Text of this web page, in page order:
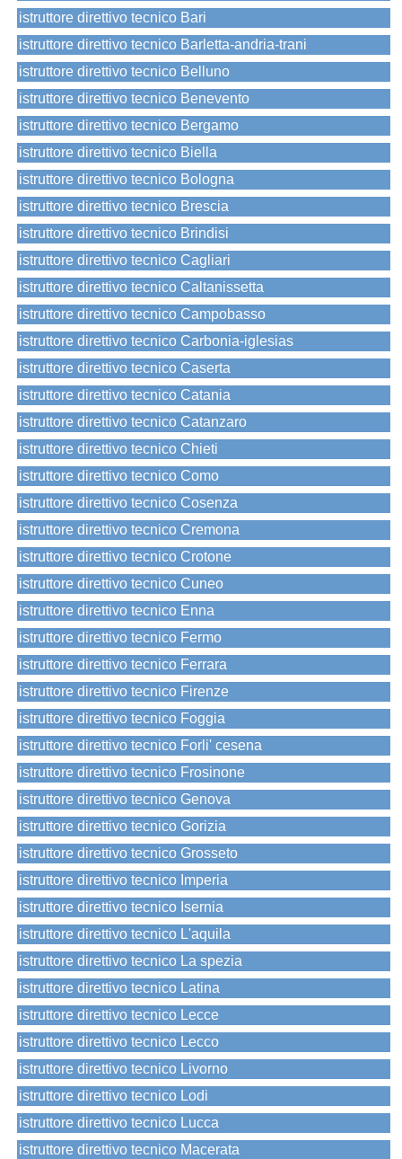
istruttore direttivo tecnico Bari
istruttore direttivo tecnico Barletta-andria-trani
istruttore direttivo tecnico Belluno
istruttore direttivo tecnico Benevento
istruttore direttivo tecnico Bergamo
istruttore direttivo tecnico Biella
istruttore direttivo tecnico Bologna
istruttore direttivo tecnico Brescia
istruttore direttivo tecnico Brindisi
istruttore direttivo tecnico Cagliari
istruttore direttivo tecnico Caltanissetta
istruttore direttivo tecnico Campobasso
istruttore direttivo tecnico Carbonia-iglesias
istruttore direttivo tecnico Caserta
istruttore direttivo tecnico Catania
istruttore direttivo tecnico Catanzaro
istruttore direttivo tecnico Chieti
istruttore direttivo tecnico Como
istruttore direttivo tecnico Cosenza
istruttore direttivo tecnico Cremona
istruttore direttivo tecnico Crotone
istruttore direttivo tecnico Cuneo
istruttore direttivo tecnico Enna
istruttore direttivo tecnico Fermo
istruttore direttivo tecnico Ferrara
istruttore direttivo tecnico Firenze
istruttore direttivo tecnico Foggia
istruttore direttivo tecnico Forli' cesena
istruttore direttivo tecnico Frosinone
istruttore direttivo tecnico Genova
istruttore direttivo tecnico Gorizia
istruttore direttivo tecnico Grosseto
istruttore direttivo tecnico Imperia
istruttore direttivo tecnico Isernia
istruttore direttivo tecnico L'aquila
istruttore direttivo tecnico La spezia
istruttore direttivo tecnico Latina
istruttore direttivo tecnico Lecce
istruttore direttivo tecnico Lecco
istruttore direttivo tecnico Livorno
istruttore direttivo tecnico Lodi
istruttore direttivo tecnico Lucca
istruttore direttivo tecnico Macerata